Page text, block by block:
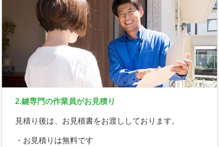
2.鍵専門の作業員がお見積り
見積り後は、お見積書をお渡ししております。
・お見積りは無料です